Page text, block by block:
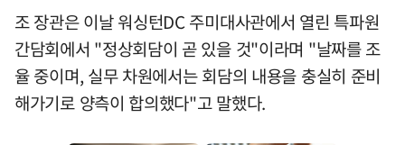
조 장관은 이날 워싱턴DC 주미대사관에서 열린 특파원
간담회에서 "정상회담이 곧 있을 것"이라며 "날짜를 조
율 중이며, 실무 차원에서는 회담의 내용을 충실히 준비
해가기로 양측이 합의했다"고 말했다.